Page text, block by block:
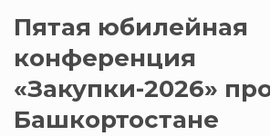
Пятая юбилейная
конференция
«Закупки-2026»
Башкортостане